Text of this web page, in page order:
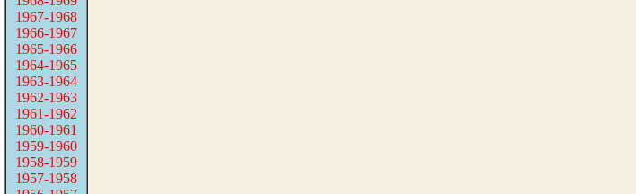
1967-1968
1966-1967
1965-1966
1964-1965
1963-1964
1962-1963
1961-1962
1960-1961
1959-1960
1958-1959
1957-1958